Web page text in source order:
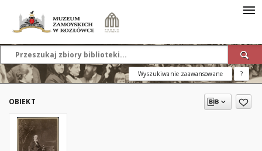
Wyszukiwanie zaawansowane ?
OBIEKT